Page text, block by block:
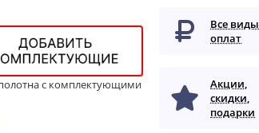
с комплектующими
Все виды
оплат
Акции,
скидки,
подарки